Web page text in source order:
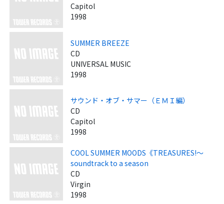
Capitol
1998
SUMMER BREEZE
CD
UNIVERSAL MUSIC
1998
サウンド・オブ・サマー（ＥＭＩ編）
CD
Capitol
1998
COOL SUMMER MOODS《TREASURES!～
soundtrack to a season
CD
Virgin
1998